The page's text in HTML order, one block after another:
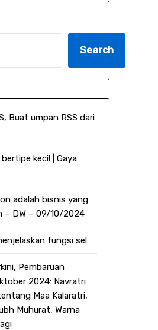
Search
Buat umpan RSS dari
kecil | Gaya
adalah bisnis yang
– DW – 09/10/2024
fungsi sel
Pembaruan
2024: Navratri
Maa Kalaratri,
Muhurat, Warna